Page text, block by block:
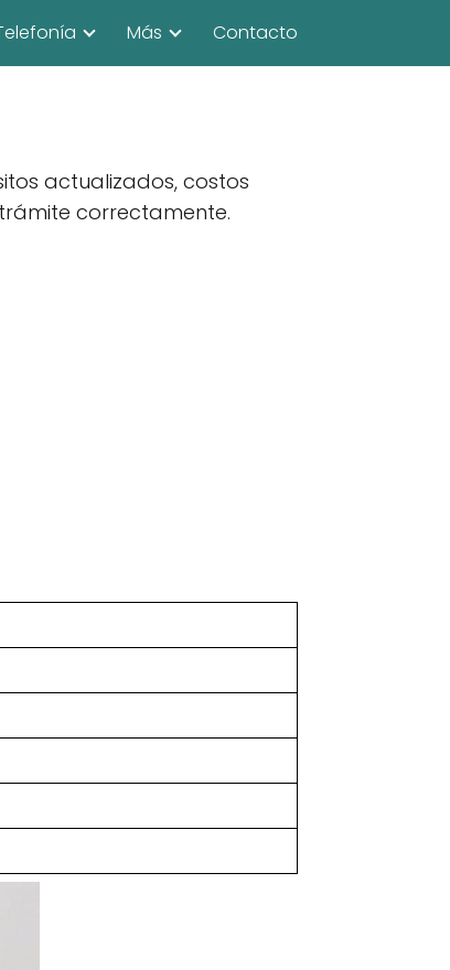
Más Contacto
actualizados, costos
correctamente.